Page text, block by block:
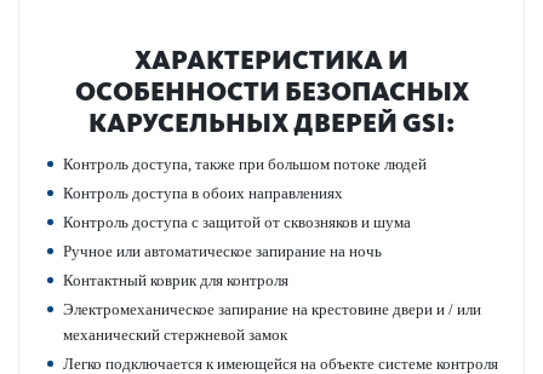
ХАР­АКТЕР­И­С­ТИКА И
ОСОБЕННОСТИ БЕЗОП­АСНЫХ
КАР­УСЕЛЬНЫХ ДВЕРЕЙ GSI:
Контроль доступа, также при большом потоке людей
Контроль дос­тупа в обоих направ­лениях
Контроль доступа с защитой от сквозняков и шума
Ручное или автоматическое запирание на ночь
Контактный коврик для контроля
Электромеханическое запирание на крестовине двери и / или
механический стержневой замок
Легко подключается к имеющейся на объекте системе контроля